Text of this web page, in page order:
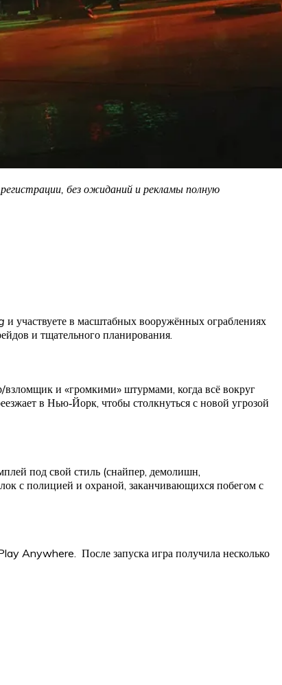
без ожиданий и рекламы полную
и участвуете в масштабных вооружённых ограблениях
и тщательного планирования.
и «громкими» штурмами, когда всё вокруг
в Нью‑Йорк, чтобы столкнуться с новой угрозой
под свой стиль (снайпер, демолишн,
с полицией и охраной, заканчивающихся побегом с
Anywhere. После запуска игра получила несколько